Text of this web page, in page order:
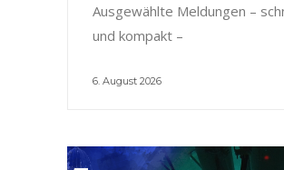
Ausgewählte Meldungen –
und kompakt –
6. August 2026